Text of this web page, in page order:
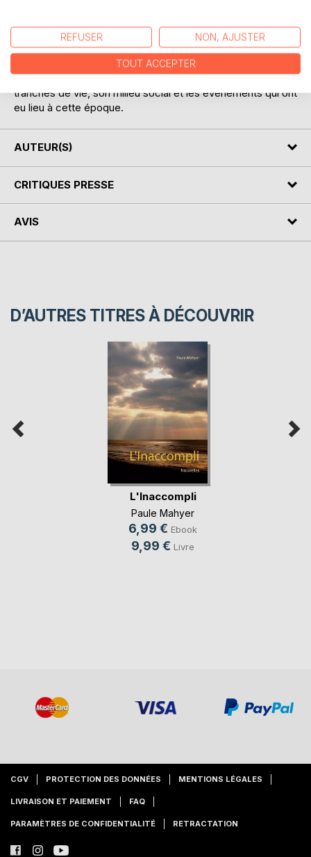
l'auteure. Elle fait revivre des personnages qui ont marqué
son existence : sa grand-mère, ses parents, différentes
personnes de son entourage. C'est aussi l'occasion pour
elle de peindre le cadre dans lequel se sont déroulées ces
tranches de vie, son milieu social et les événements qui ont
eu lieu à cette époque.
AUTEUR(S)
CRITIQUES PRESSE
AVIS
D’AUTRES TITRES À DÉCOUVRIR
L'Inaccompli
Paule Mahyer
6,99 € Ebook
9,99 € Livre
CGV PROTECTION DES DONNÉES MENTIONS LÉGALES
LIVRAISON ET PAIEMENT FAQ
PARAMÈTRES DE CONFIDENTIALITÉ RETRACTATION
REFUSER NON, AJUSTER
TOUT ACCEPTER